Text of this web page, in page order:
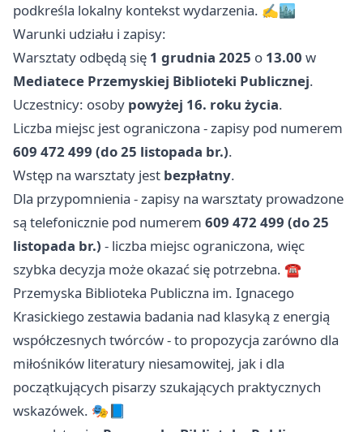
podkreśla lokalny kontekst wydarzenia. ✍️🏙️
Warunki udziału i zapisy:
Warsztaty odbędą się 1 grudnia 2025 o 13.00 w
Mediatece Przemyskiej Biblioteki Publicznej.
Uczestnicy: osoby powyżej 16. roku życia.
Liczba miejsc jest ograniczona - zapisy pod numerem
609 472 499 (do 25 listopada br.).
Wstęp na warsztaty jest bezpłatny.
Dla przypomnienia - zapisy na warsztaty prowadzone
są telefonicznie pod numerem 609 472 499 (do 25
listopada br.) - liczba miejsc ograniczona, więc
szybka decyzja może okazać się potrzebna. ☎️
Przemyska Biblioteka Publiczna im. Ignacego
Krasickiego zestawia badania nad klasyką z energią
współczesnych twórców - to propozycja zarówno dla
miłośników literatury niesamowitej, jak i dla
początkujących pisarzy szukających praktycznych
wskazówek. 🎭📘